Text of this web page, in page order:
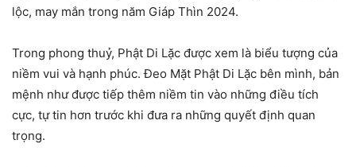
lộc, may mắn trong năm Giáp Thìn 2024.
Trong phong thuỷ, Phật Di Lặc được xem là biểu tượng của
niềm vui và hạnh phúc. Đeo Mặt Phật Di Lặc bên mình, bản
mệnh như được tiếp thêm niềm tin vào những điều tích
cực, tự tin hơn trước khi đưa ra những quyết định quan
trọng.